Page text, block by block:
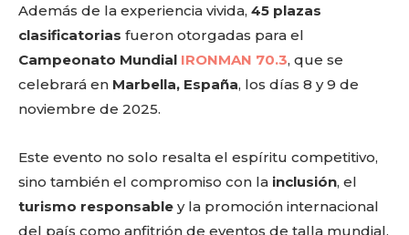
Además de la experiencia vivida, 45 plazas
clasificatorias fueron otorgadas para el
Campeonato Mundial IRONMAN 70.3, que se
celebrará en Marbella, España, los días 8 y 9 de
noviembre de 2025.
Este evento no solo resalta el espíritu competitivo,
sino también el compromiso con la inclusión, el
turismo responsable y la promoción internacional
del país como anfitrión de eventos de talla mundial.